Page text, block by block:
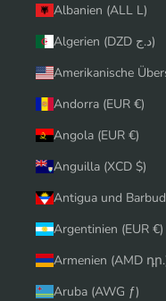
Albanien (ALL L)
Algerien (DZD د.ج)
Amerikanische
Andorra (EUR €)
Angola (EUR €)
Anguilla (XCD $)
Antigua und
Argentinien (EUR €)
Armenien (AMD
Aruba (AWG ƒ)